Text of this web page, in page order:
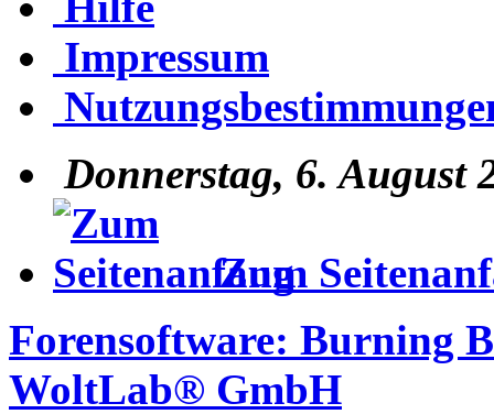
Impressum
Donnerstag, 6. August
Zum
Forensoftware: Burning
WoltLab® GmbH